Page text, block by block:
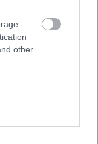
other